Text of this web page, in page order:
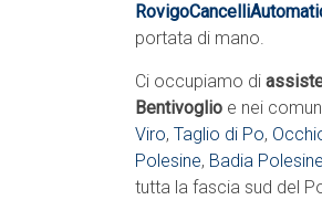
portata di mano.
Ci occupiamo di
Bentivoglio e nei
Viro, Taglio di Po,
Polesine, Badia Polesine
tutta la fascia sud del